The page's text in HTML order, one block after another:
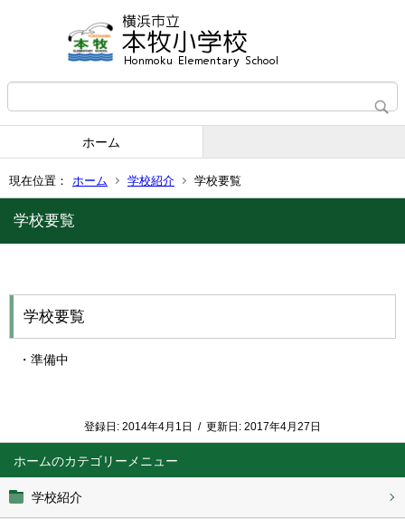
ホーム
現在位置： ホーム 学校紹介 学校要覧
ホーム
学校紹介
学校要覧
学校要覧
・準備中
登録日: 2014年4月1日 / 更新日: 2017年4月27日